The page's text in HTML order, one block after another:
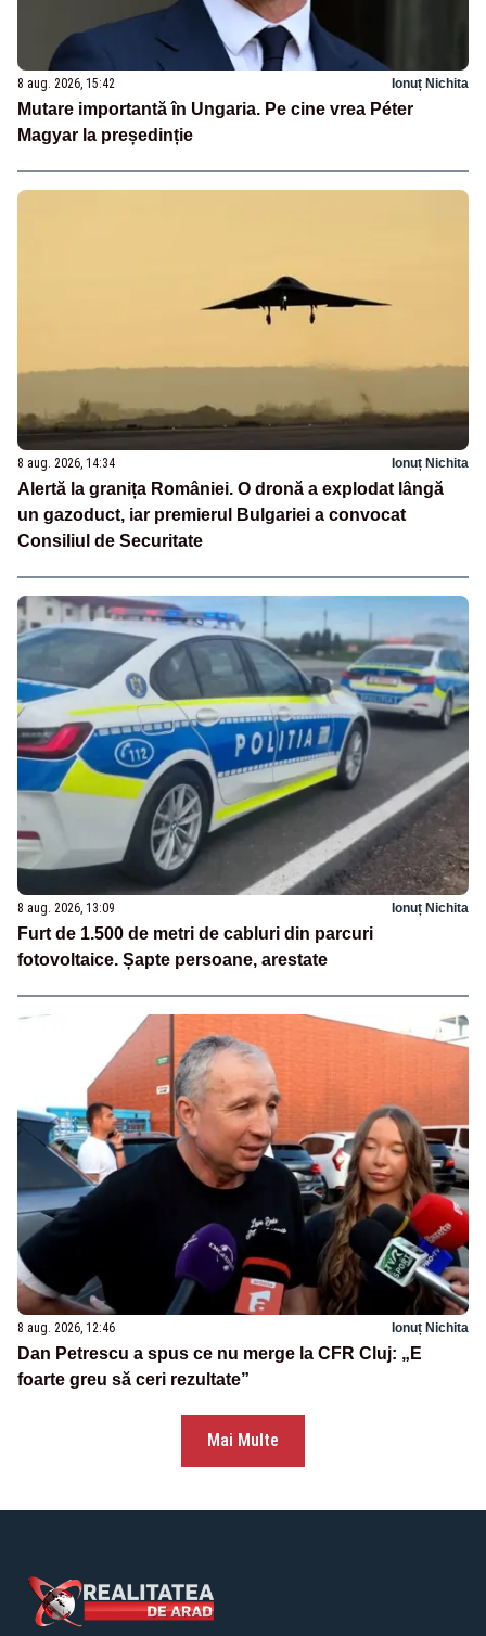
8 aug. 2026, 15:42 Ionuț Nichita
Mutare importantă în Ungaria. Pe cine vrea Péter
Magyar la președinție
8 aug. 2026, 14:34 Ionuț Nichita
Alertă la granița României. O dronă a explodat lângă
un gazoduct, iar premierul Bulgariei a convocat
Consiliul de Securitate
8 aug. 2026, 13:09 Ionuț Nichita
Furt de 1.500 de metri de cabluri din parcuri
fotovoltaice. Șapte persoane, arestate
8 aug. 2026, 12:46 Ionuț Nichita
Dan Petrescu a spus ce nu merge la CFR Cluj: „E
foarte greu să ceri rezultate”
Mai Multe